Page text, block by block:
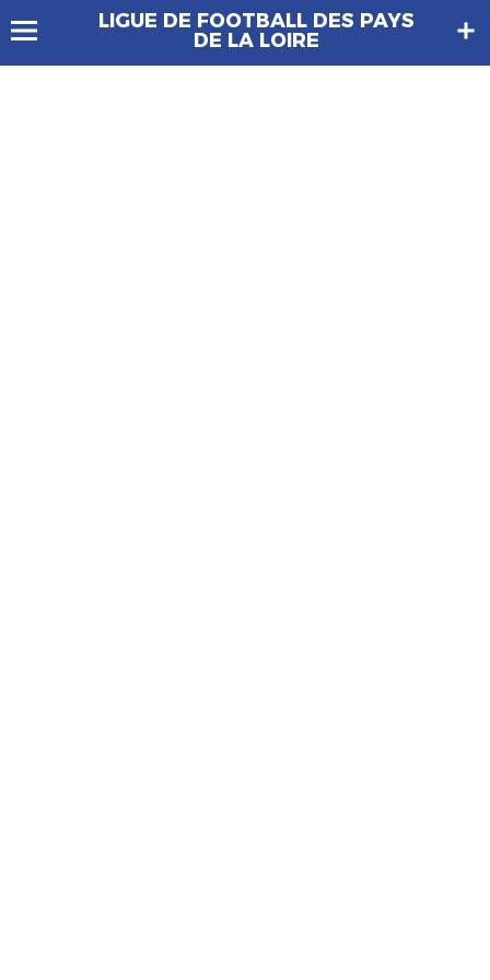
LIGUE DE FOOTBALL DES PAYS
DE LA LOIRE